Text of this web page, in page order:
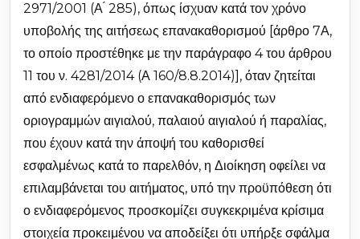
2971/2001 (Α ́ 285), όπως ίσχυαν κατά τον χρόνο
υποβολής της αιτήσεως επανακαθορισμού [άρθρο 7Α,
το οποίο προστέθηκε με την παράγραφο 4 του άρθρου
11 του ν. 4281/2014 (Α 160/8.8.2014)], όταν ζητείται
από ενδιαφερόμενο ο επανακαθορισμός των
οριογραμμών αιγιαλού, παλαιού αιγιαλού ή παραλίας,
που έχουν κατά την άποψή του καθορισθεί
εσφαλμένως κατά το παρελθόν, η Διοίκηση οφείλει να
επιλαμβάνεται του αιτήματος, υπό την προϋπόθεση ότι
ο ενδιαφερόμενος προσκομίζει συγκεκριμένα κρίσιμα
στοιχεία προκειμένου να αποδείξει ότι υπήρξε σφάλμα